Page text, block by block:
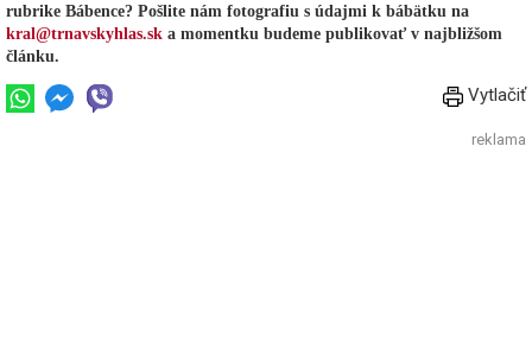
rubrike Bábence? Pošlite nám fotografiu s údajmi k bábätku na
kral@trnavskyhlas.sk a momentku budeme publikovať v najbližšom
článku.
Vytlačiť
reklama